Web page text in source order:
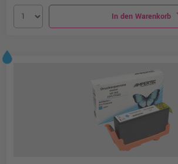
In den Warenkorb